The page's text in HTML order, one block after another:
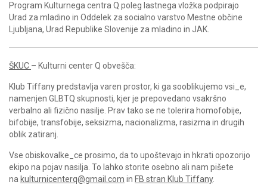
Program Kulturnega centra Q poleg lastnega vložka podpirajo
Urad za mladino in Oddelek za socialno varstvo Mestne občine
Ljubljana, Urad Republike Slovenije za mladino in JAK.
ŠKUC – Kulturni center Q obvešča:
Klub Tiffany predstavlja varen prostor, ki ga sooblikujemo vsi_e,
namenjen GLBTQ skupnosti, kjer je prepovedano vsakršno
verbalno ali fizično nasilje. Prav tako se ne tolerira homofobije,
bifobije, transfobije, seksizma, nacionalizma, rasizma in drugih
oblik zatiranj.
Vse obiskovalke_ce prosimo, da to upoštevajo in hkrati opozorijo
ekipo na pojav nasilja. To lahko storite osebno ali nam pišete
na kulturnicenterq@gmail.com in FB stran Klub Tiffany.